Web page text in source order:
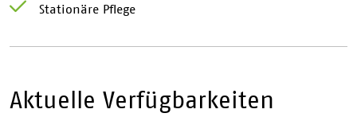
Stationäre Pflege
Aktuelle Verfügbarkeiten